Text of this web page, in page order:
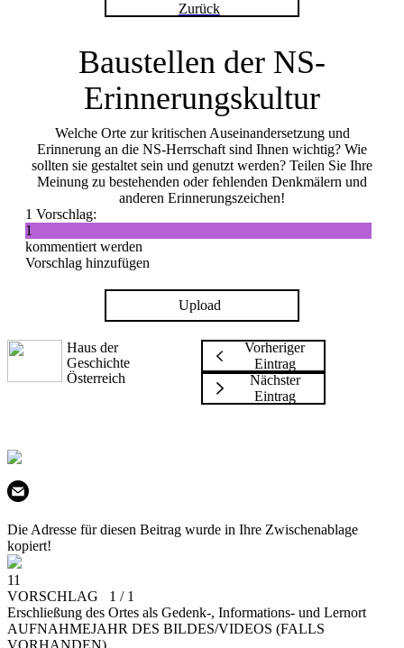
Zurück
Baustellen der NS-
Erinnerungskultur
Welche Orte zur kritischen Auseinandersetzung und
Erinnerung an die NS-Herrschaft sind Ihnen wichtig? Wie
sollten sie gestaltet sein und genutzt werden? Teilen Sie Ihre
Meinung zu bestehenden oder fehlenden Denkmälern und
anderen Erinnerungszeichen!
1 Vorschlag:
1
kommentiert werden
Vorschlag hinzufügen
Upload
Haus der
Geschichte
Österreich
Vorheriger
Eintrag
Nächster
Eintrag
Die Adresse für diesen Beitrag wurde in Ihre Zwischenablage
kopiert!
11
VORSCHLAG 1 / 1
Erschließung des Ortes als Gedenk-, Informations- und Lernort
AUFNAHMEJAHR DES BILDES/VIDEOS (FALLS
VORHANDEN)